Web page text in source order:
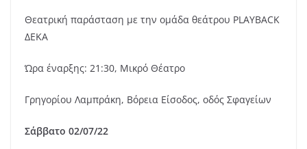
Θεατρική παράσταση με την ομάδα θεάτρου PLAYBACK
ΔΕΚΑ
Ώρα έναρξης: 21:30, Μικρό Θέατρο
Γρηγορίου Λαμπράκη, Βόρεια Είσοδος, οδός Σφαγείων
Σάββατο 02/07/22